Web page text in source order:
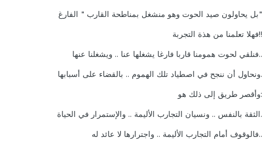
"بل يحاولون صيد الحوت وهو منشغل بمناطحة القارب " الفارغ
!!فهلا تعلمنا من هذة التجربة
..فنلقي لحوت همومنا قاربا فارغا يشغلها عنا .. ويشغلنا عنها
.ونحاول أن ننجح في اصطياد تلك الهموم .. بالقضاء على أسبابها
:وأقصر طريق إلى ذلك هو
.الثقة بالنفس .. ونسيان التجارب الأليمة .. والإستمرار في الحياة
..فالوقوف أمام التجارب الأليمة .. واجترارها لا عائد له